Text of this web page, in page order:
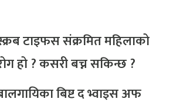
टाइफस संक्रमित महिलाको
हो ? कसरी बच्न सकिन्छ ?
बिष्ट द भ्वाइस अफ